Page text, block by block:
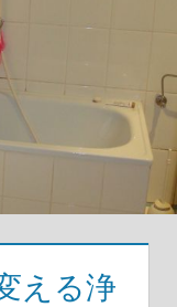
える浄